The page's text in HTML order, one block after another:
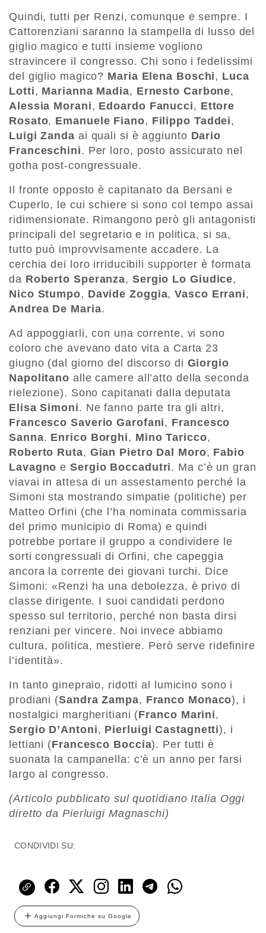
Quindi, tutti per Renzi, comunque e sempre. I
Cattorenziani saranno la stampella di lusso del
giglio magico e tutti insieme vogliono
stravincere il congresso. Chi sono i fedelissimi
del giglio magico? Maria Elena Boschi, Luca
Lotti, Marianna Madia, Ernesto Carbone,
Alessia Morani, Edoardo Fanucci, Ettore
Rosato, Emanuele Fiano, Filippo Taddei,
Luigi Zanda ai quali si è aggiunto Dario
Franceschini. Per loro, posto assicurato nel
gotha post-congressuale.
Il fronte opposto è capitanato da Bersani e
Cuperlo, le cui schiere si sono col tempo assai
ridimensionate. Rimangono però gli antagonisti
principali del segretario e in politica, si sa,
tutto può improvvisamente accadere. La
cerchia dei loro irriducibili supporter è formata
da Roberto Speranza, Sergio Lo Giudice,
Nico Stumpo, Davide Zoggia,Vasco Errani,
Andrea De Maria.
Ad appoggiarli, con una corrente, vi sono
coloro che avevano dato vita a Carta 23
giugno (dal giorno del discorso di Giorgio
Napolitano alle camere all’atto della seconda
rielezione). Sono capitanati dalla deputata
Elisa Simoni. Ne fanno parte tra gli altri,
Francesco Saverio Garofani, Francesco
Sanna. Enrico Borghi, Mino Taricco,
Roberto Ruta, Gian Pietro Dal Moro, Fabio
Lavagno eSergio Boccadutri. Ma c’è un gran
viavai in attesa di un assestamento perché la
Simoni sta mostrando simpatie (politiche) per
Matteo Orfini (che l’ha nominata commissaria
del primo municipio di Roma) e quindi
potrebbe portare il gruppo a condividere le
sorti congressuali di Orfini, che capeggia
ancora la corrente dei giovani turchi. Dice
Simoni: «Renzi ha una debolezza, è privo di
classe dirigente. I suoi candidati perdono
spesso sul territorio, perché non basta dirsi
renziani per vincere. Noi invece abbiamo
cultura, politica, mestiere. Però serve ridefinire
l’identità».
In tanto ginepraio, ridotti al lumicino sono i
prodiani (Sandra Zampa, Franco Monaco), i
nostalgici margheritiani (Franco Marini,
Sergio D’Antoni, Pierluigi Castagnetti), i
lettiani (Francesco Boccia). Per tutti è
suonata la campanella: c’è un anno per farsi
largo al congresso.
(Articolo pubblicato sul quotidiano Italia Oggi
diretto da Pierluigi Magnaschi)
CONDIVIDI SU:
Aggiungi Formiche su Google